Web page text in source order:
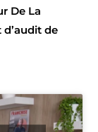
De La
de